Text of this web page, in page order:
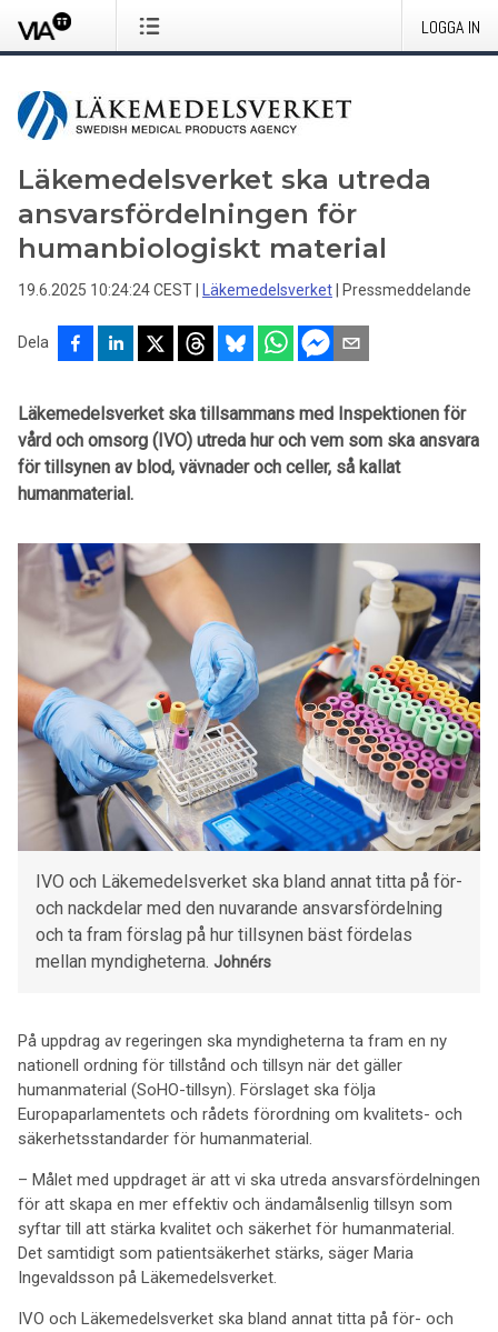
LOGGA IN
Läkemedelsverket ska utreda
ansvarsfördelningen för
humanbiologiskt material
19.6.2025 10:24:24 CEST Läkemedelsverket Pressmeddelande
Dela
Läkemedelsverket ska tillsammans med Inspektionen för
vård och omsorg (IVO) utreda hur och vem som ska ansvara
för tillsynen av blod, vävnader och celler, så kallat
humanmaterial.
IVO och Läkemedelsverket ska bland annat titta på för-
och nackdelar med den nuvarande ansvarsfördelning
och ta fram förslag på hur tillsynen bäst fördelas
mellan myndigheterna. Johnérs
På uppdrag av regeringen ska myndigheterna ta fram en ny
nationell ordning för tillstånd och tillsyn när det gäller
humanmaterial (SoHO-tillsyn). Förslaget ska följa
Europaparlamentets och rådets förordning om kvalitets- och
säkerhetsstandarder för humanmaterial.
– Målet med uppdraget är att vi ska utreda ansvarsfördelningen
för att skapa en mer effektiv och ändamålsenlig tillsyn som
syftar till att stärka kvalitet och säkerhet för humanmaterial.
Det samtidigt som patientsäkerhet stärks, säger Maria
Ingevaldsson på Läkemedelsverket.
IVO och Läkemedelsverket ska bland annat titta på för- och